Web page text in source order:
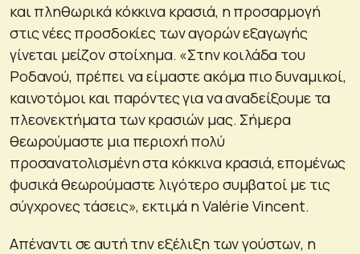
και πληθωρικά κόκκινα κρασιά, η προσαρμογή
στις νέες προσδοκίες των αγορών εξαγωγής
γίνεται μείζον στοίχημα. «Στην κοιλάδα του
Ροδανού, πρέπει να είμαστε ακόμα πιο δυναμικοί,
καινοτόμοι και παρόντες για να αναδείξουμε τα
πλεονεκτήματα των κρασιών μας. Σήμερα
θεωρούμαστε μια περιοχή πολύ
προσανατολισμένη στα κόκκινα κρασιά, επομένως
φυσικά θεωρούμαστε λιγότερο συμβατοί με τις
σύγχρονες τάσεις», εκτιμά η Valérie Vincent.
Απέναντι σε αυτή την εξέλιξη των γούστων, η